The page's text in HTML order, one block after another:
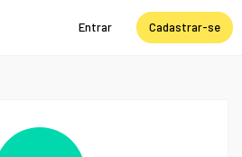
Entrar Cadastrar-se